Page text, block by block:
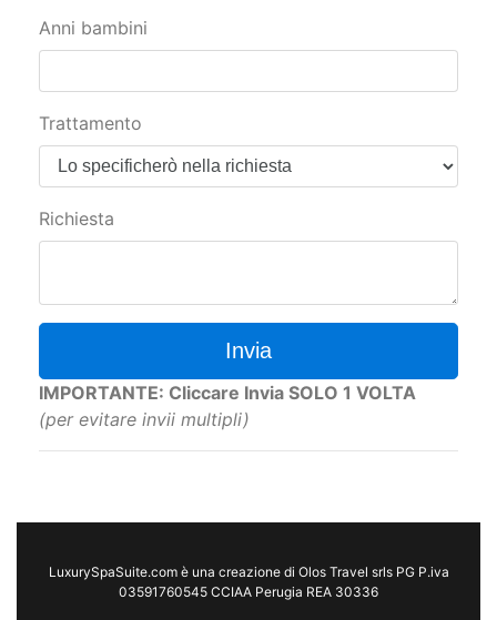
Anni bambini
Trattamento
Richiesta
Invia
IMPORTANTE: Cliccare Invia SOLO 1 VOLTA
(per evitare invii multipli)
LuxurySpaSuite.com è una creazione di Olos Travel srls PG P.iva
03591760545 CCIAA Perugia REA 30336